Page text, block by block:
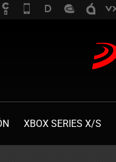
XBOX SERIES X/S